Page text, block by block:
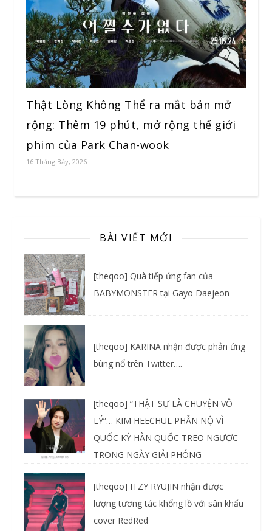
Thật Lòng Không Thể ra mắt bản mở
rộng: Thêm 19 phút, mở rộng thế giới
phim của Park Chan-wook
16 Tháng Bảy, 2026
BÀI VIẾT MỚI
[theqoo] Quà tiếp ứng fan của
BABYMONSTER tại Gayo Daejeon
[theqoo] KARINA nhận được phản ứng
bùng nổ trên Twitter….
[theqoo] “THẬT SỰ LÀ CHUYỆN VÔ
LÝ”… KIM HEECHUL PHẪN NỘ VÌ
QUỐC KỲ HÀN QUỐC TREO NGƯỢC
TRONG NGÀY GIẢI PHÓNG
[theqoo] ITZY RYUJIN nhận được
lượng tương tác khổng lồ với sân khấu
cover RedRed